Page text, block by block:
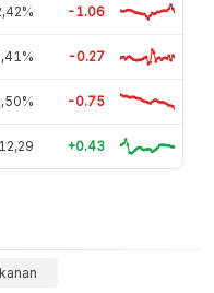
-1.06
-0.27
-0.75
+0.43